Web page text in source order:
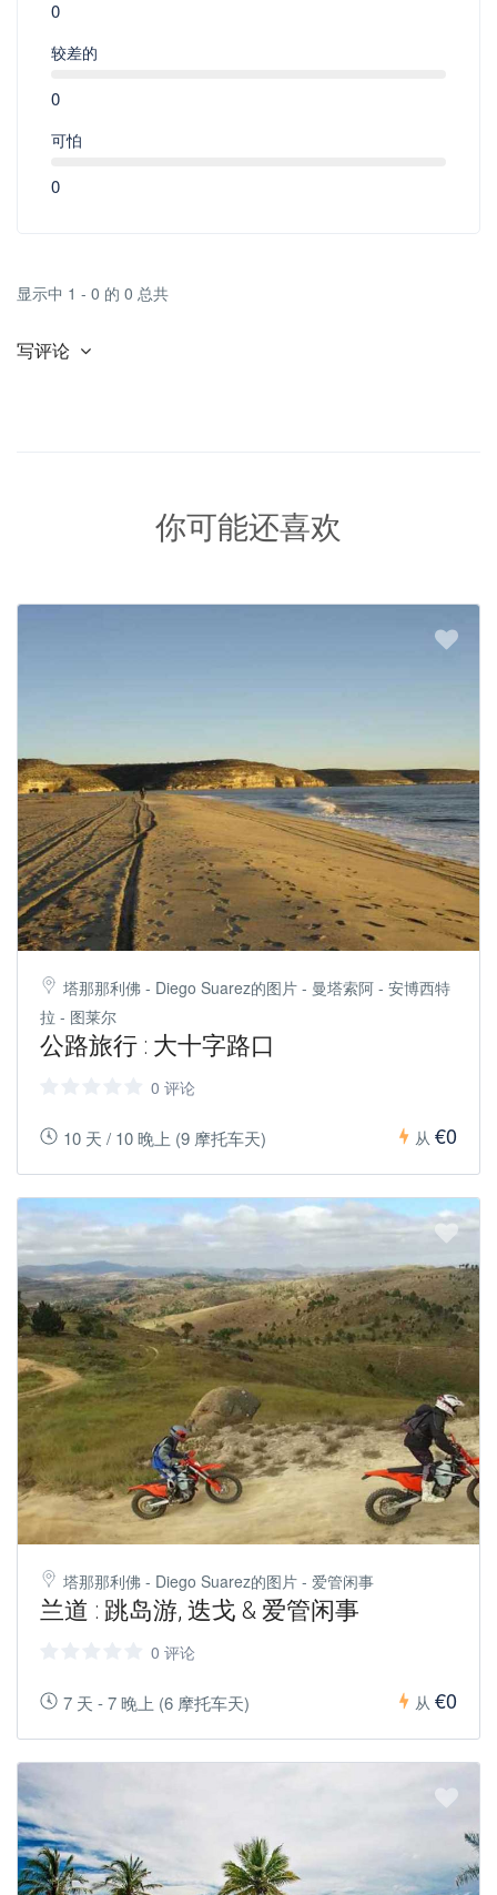
0
较差的
0
可怕
0
显示中 1 - 0 的 0 总共
写评论
你可能还喜欢
塔那那利佛 - Diego Suarez的图片 - 曼塔索阿 - 安博西特
拉 - 图莱尔
公路旅行 : 大十字路口
0 评论
10 天 / 10 晚上 (9 摩托车天) 从 €0
塔那那利佛 - Diego Suarez的图片 - 爱管闲事
兰道 : 跳岛游, 迭戈 & 爱管闲事
0 评论
7 天 - 7 晚上 (6 摩托车天) 从 €0